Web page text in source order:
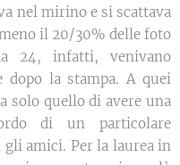
nel mirino e si scattava
il 20/30% delle foto
24, infatti, venivano
dopo la stampa. A quei
solo quello di avere una
di un particolare
amici. Per la laurea in